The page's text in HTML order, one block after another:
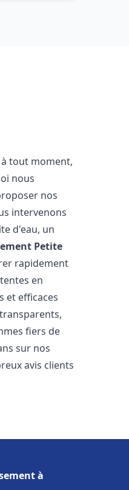
tout moment,
nous
nos
intervenons
d'eau, un
Petite
rapidement
en
et efficaces
fiers de
sur nos
avis clients
à